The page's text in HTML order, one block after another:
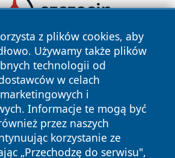
z plików cookies, aby
Używamy także plików
technologii od
w celach
i
Informacje te mogą być
przez naszych
korzystanie ze
„Przechodzę do serwisu",
Wszystkie prawa